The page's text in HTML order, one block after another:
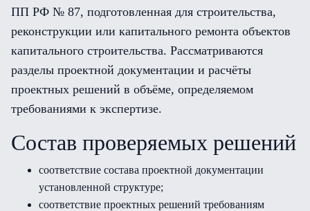
ПП РФ № 87, подготовленная для строительства,
реконструкции или капитального ремонта объектов
капитального строительства. Рассматриваются
разделы проектной документации и расчёты
проектных решений в объёме, определяемом
требованиями к экспертизе.
Состав проверяемых решений
соответствие состава проектной документации
установленной структуре;
соответствие проектных решений требованиям